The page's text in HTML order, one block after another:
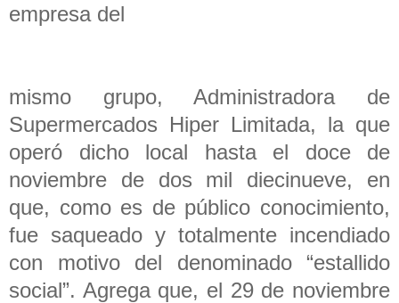
empresa del
mismo grupo, Administradora de
Supermercados Hiper Limitada, la que
operó dicho local hasta el doce de
noviembre de dos mil diecinueve, en
que, como es de público conocimiento,
fue saqueado y totalmente incendiado
con motivo del denominado “estallido
social”. Agrega que, el 29 de noviembre